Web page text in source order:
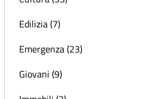
Edilizia (7)
Emergenza (23)
Giovani (9)